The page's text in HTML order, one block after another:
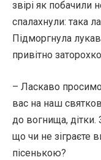
звірі як побачили
спалахнули: така
Підморгнула
привітно
– Ласкаво
вас на наш
до вогнища,
що чи не зіграєте
пісенькою?